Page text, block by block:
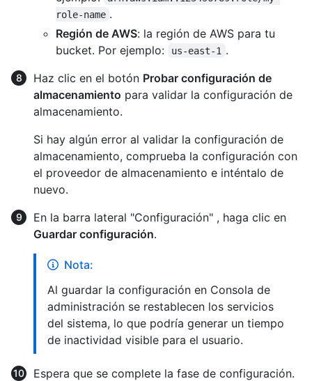
role-name .
Región de AWS: la región de AWS para tu
bucket. Por ejemplo:
us-east-1 .
Haz clic en el botón Probar configuración de
almacenamiento para validar la configuración de
almacenamiento.
Si hay algún error al validar la configuración de
almacenamiento, comprueba la configuración con
el proveedor de almacenamiento e inténtalo de
nuevo.
En la barra lateral "Configuración" , haga clic en
Guardar configuración.
Nota:
Al guardar la configuración en Consola de
administración se restablecen los servicios
del sistema, lo que podría generar un tiempo
de inactividad visible para el usuario.
Espera que se complete la fase de configuración.